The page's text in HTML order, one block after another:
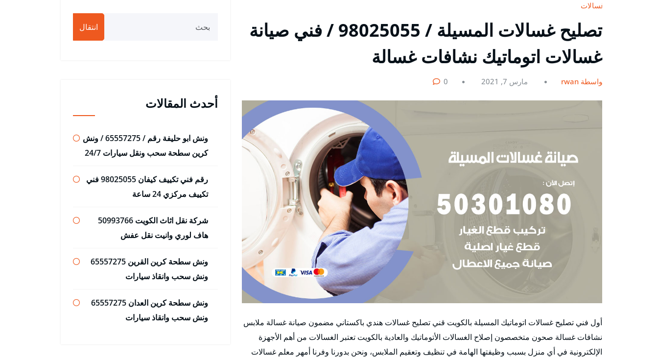
غسالات
تصليح غسالات المسيلة / 98025055 / فني صيانة
غسالات اتوماتيك نشافات غسالة
بواسطة rwan مارس 7, 2021 0
أول فني تصليح غسالات اتوماتيك المسيلة بالكويت قني تصليح غسالات هندي باكستاني مضمون صيانة غسالة ملابس
نشافات غسالة صحون متخصصون إصلاح الغسالات الأتوماتيك والعادية بالكويت تعتبر الغسالات من أهم الأجهزة
الإلكترونية في أي منزل بسبب وظيفتها الهامة في تنظيف وتعقيم الملابس، ونحن بدورنا وفرنا أمهر معلم غسالات
انتقال
أحدث المقالات
ونش ابو حليفة رقم / 65557275 / ونش
كرين سطحة سحب ونقل سيارات 24/7
رقم فني تكييف كيفان 98025055 فني
تكييف مركزي 24 ساعة
شركة نقل اثاث الكويت 50993766
هاف لوري وانيت نقل عفش
ونش سطحة كرين القرين 65557275
ونش سحب وانقاذ سيارات
ونش سطحة كرين العدان 65557275
ونش سحب وانقاذ سيارات